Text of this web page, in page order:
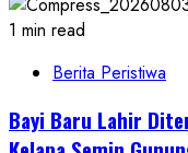
1 min read
Berita Peristiwa
Bayi Baru Lahir